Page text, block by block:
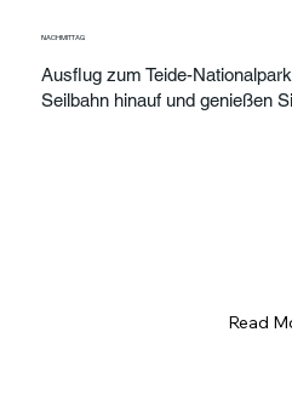
NACHMITTAG
Ausflug zum Teide-
Seilbahn hinauf und genießen
Read